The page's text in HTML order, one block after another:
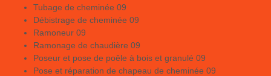
Tubage de cheminée 09
Débistrage de cheminée 09
Ramoneur 09
Ramonage de chaudière 09
Poseur et pose de poêle à bois et granulé 09
Pose et réparation de chapeau de cheminée 09